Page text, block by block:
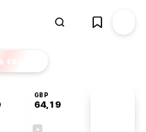
EKSTRA
GBP
64,19